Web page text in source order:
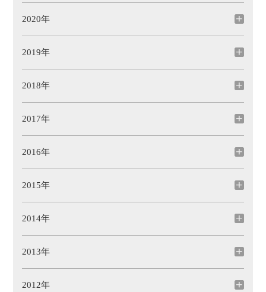
2020年
2019年
2018年
2017年
2016年
2015年
2014年
2013年
2012年